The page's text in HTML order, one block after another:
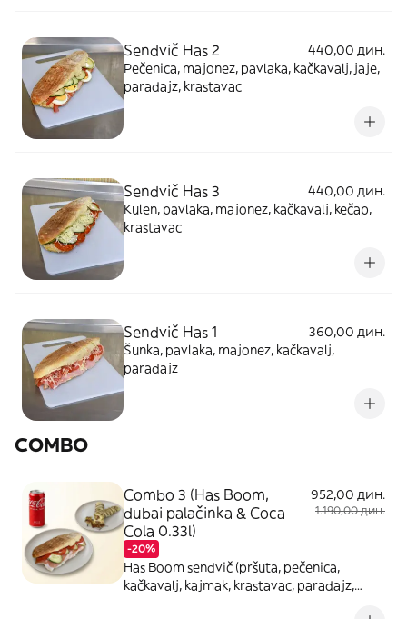
Sendvič Has 2
440,00 дин.
Pečenica, majonez, pavlaka, kačkavalj, jaje,
paradajz, krastavac
Sendvič Has 3
440,00 дин.
Kulen, pavlaka, majonez, kačkavalj, kečap,
krastavac
Sendvič Has 1
360,00 дин.
Šunka, pavlaka, majonez, kačkavalj,
paradajz
COMBO
Combo 3 (Has Boom,
dubai palačinka & Coca
Cola 0.33l)
-20%
952,00 дин.
1.190,00 дин.
Has Boom sendvič (pršuta, pečenica,
kačkavalj, kajmak, krastavac, paradajz,